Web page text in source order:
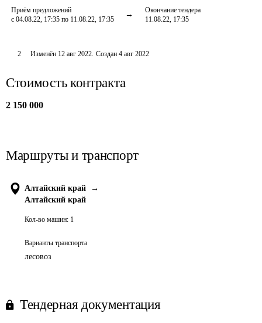
Приём предложений
с 04.08.22, 17:35 по 11.08.22, 17:35
Окончание тендера
11.08.22, 17:35
2 Изменён 12 авг 2022. Создан 4 авг 2022
Стоимость контракта
2 150 000
Маршруты и транспорт
Алтайский край
→
Алтайский край
Кол-во машин: 1
Варианты транспорта
лесовоз
Тендерная документация